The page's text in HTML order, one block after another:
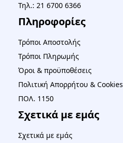
Τηλ.: 21 6700 6366
Πληροφορίες
Τρόποι Αποστολής
Τρόποι Πληρωμής
Όροι & προϋποθέσεις
Πολιτική Απορρήτου & Cookies
ΠΟΛ. 1150
Σχετικά με εμάς
Σχετικά με εμάς